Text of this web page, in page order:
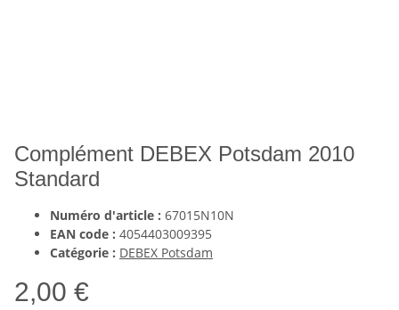
Complément DEBEX Potsdam 2010
Standard
Numéro d'article : 67015N10N
EAN code : 4054403009395
Catégorie : DEBEX Potsdam
2,00 €